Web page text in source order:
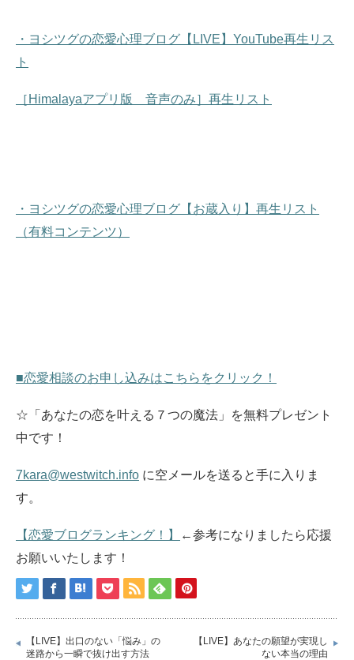
・ヨシツグの恋愛心理ブログ【LIVE】YouTube再生リス
ト
［Himalayaアプリ版 音声のみ］再生リスト
・ヨシツグの恋愛心理ブログ【お蔵入り】再生リスト
（有料コンテンツ）
■恋愛相談のお申し込みはこちらをクリック！
☆「あなたの恋を叶える７つの魔法」を無料プレゼント
中です！
7kara@westwitch.info に空メールを送ると手に入りま
す。
【恋愛ブログランキング！】
←参考になりましたら応援
お願いいたします！
【LIVE】出口のない「悩み」の
迷路から一瞬で抜け出す方法
【LIVE】あなたの願望が実現し
ない本当の理由